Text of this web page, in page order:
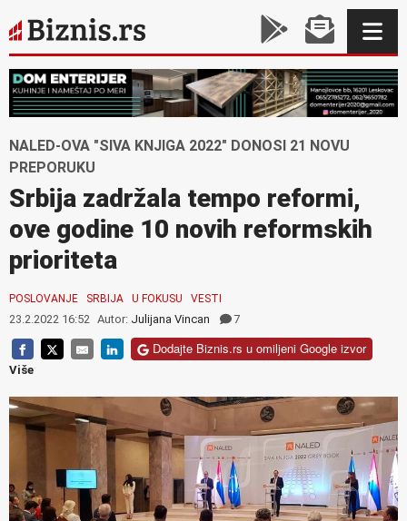
NALED-OVA "SIVA KNJIGA 2022" DONOSI 21 NOVU
PREPORUKU
Srbija zadržala tempo reformi,
ove godine 10 novih reformskih
prioriteta
POSLOVANJE SRBIJA U FOKUSU VESTI
23.2.2022 16:52 Autor: Julijana Vincan 7
Dodajte Biznis.rs u omiljeni Google izvor
Više